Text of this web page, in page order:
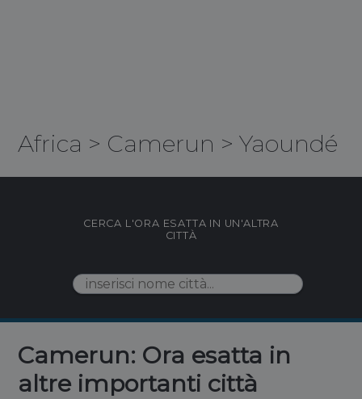
Africa > Camerun >Yaoundé
CERCA L'ORA ESATTA IN UN'ALTRA
CITTÀ
Camerun: Ora esatta in
altre importanti città